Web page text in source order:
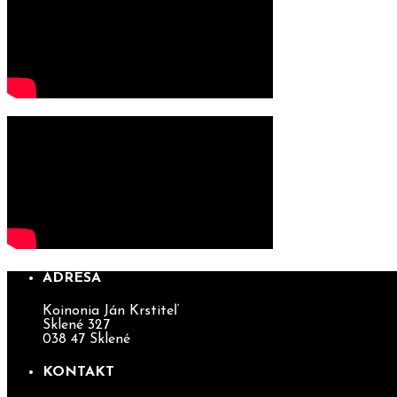
ADRESA
Koinonia Ján Krstiteľ
Sklené 327
038 47 Sklené
KONTAKT